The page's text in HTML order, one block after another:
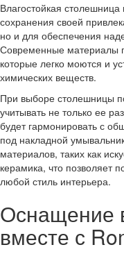
Влагостойкая
сохранения своей
но и для обеспечения
Современные материалы
которые легко моются и
химических веществ.
При выборе столешницы
учитывать не только ее
будет гармонировать с
под накладной
материалов, таких как
керамика, что позволяет
любой стиль интерьера.
Оснащение
вместе с